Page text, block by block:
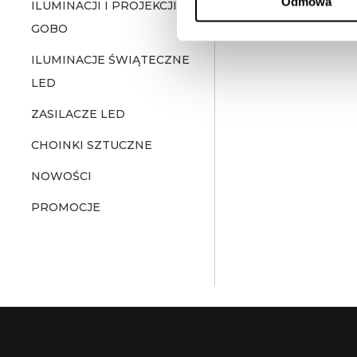
ILUMINACJI I PROJEKCJI
GOBO
ILUMINACJE ŚWIĄTECZNE
LED
ZASILACZE LED
CHOINKI SZTUCZNE
NOWOŚCI
PROMOCJE